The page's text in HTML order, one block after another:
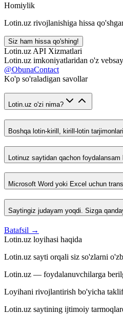
Homiylik
Lotin.uz rivojlanishiga hissa
Siz ham hissa qo'shing!
Lotin.uz API Xizmatlari
Lotin.uz imkoniyatlaridan o'z
@ObunaContact
Ko'p so'raladigan savollar
Lotin.uz o'zi nima?
Boshqa lotin-kirill, kirill-lotin
Lotinuz saytidan qachon foydalansam
Microsoft Word yoki Excel uchun
Saytingiz judayam yoqdi. Sizga
Batafsil →
Lotin.uz loyihasi haqida
Lotin.uz sayti orqali siz so'zlarni
Lotin.uz — foydalanuvchilarga
Loyihani rivojlantirish bo'yicha
Lotin.uz saytining ijtimoiy